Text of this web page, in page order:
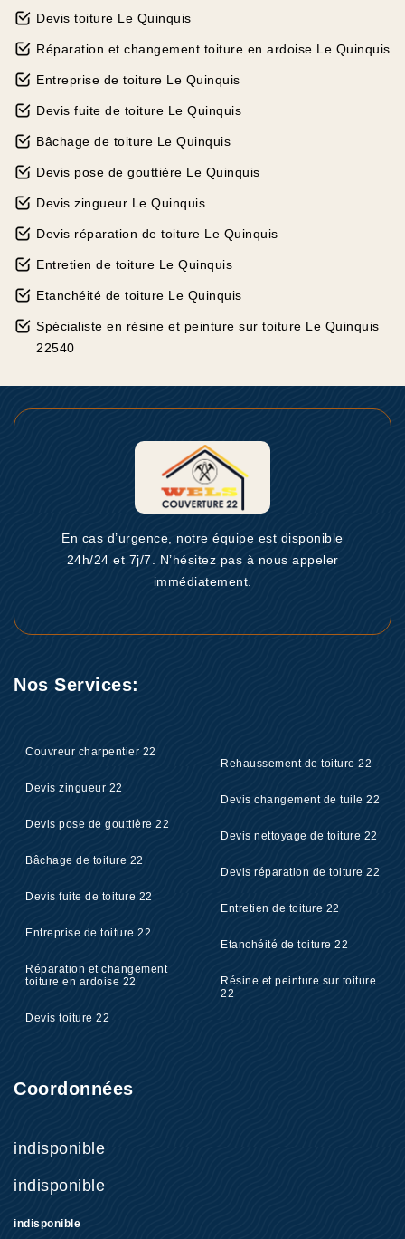
Devis toiture Le Quinquis
Réparation et changement toiture en ardoise Le Quinquis
Entreprise de toiture Le Quinquis
Devis fuite de toiture Le Quinquis
Bâchage de toiture Le Quinquis
Devis pose de gouttière Le Quinquis
Devis zingueur Le Quinquis
Devis réparation de toiture Le Quinquis
Entretien de toiture Le Quinquis
Etanchéité de toiture Le Quinquis
Spécialiste en résine et peinture sur toiture Le Quinquis
22540
En cas d’urgence, notre équipe est disponible
24h/24 et 7j/7. N’hésitez pas à nous appeler
immédiatement.
Nos Services:
Couvreur charpentier 22
Devis zingueur 22
Devis pose de gouttière 22
Bâchage de toiture 22
Devis fuite de toiture 22
Entreprise de toiture 22
Réparation et changement
toiture en ardoise 22
Devis toiture 22
Rehaussement de toiture 22
Devis changement de tuile 22
Devis nettoyage de toiture 22
Devis réparation de toiture 22
Entretien de toiture 22
Etanchéité de toiture 22
Résine et peinture sur toiture
22
Coordonnées
indisponible
indisponible
indisponible